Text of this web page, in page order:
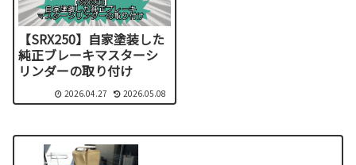
【SRX250】自家塗装した
純正ブレーキマスターシ
リンダーの取り付け
2026.04.27 2026.05.08